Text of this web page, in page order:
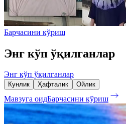
Барчасини кўриш
Энг кўп ўқилганлар
Энг кўп ўқилганлар
Кунлик Ҳафталик Ойлик
Мавзуга оидБарчасини кўриш